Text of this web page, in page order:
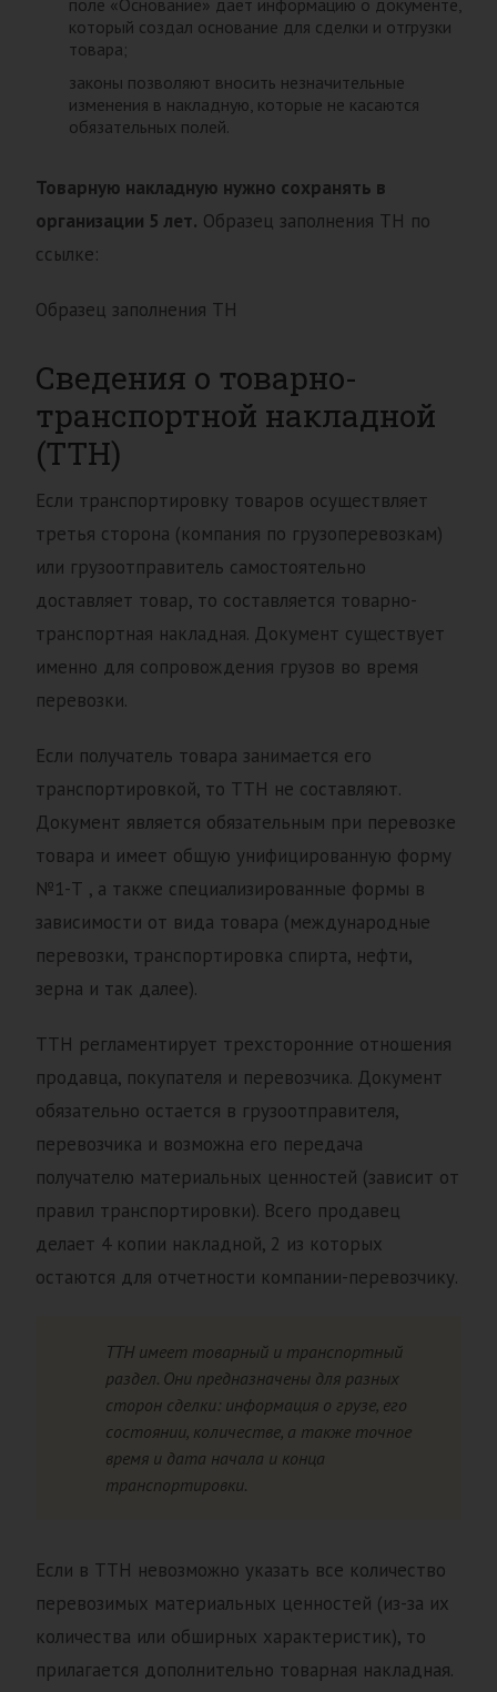
поле «Основание» дает информацию о документе,
который создал основание для сделки и отгрузки
товара;
законы позволяют вносить незначительные
изменения в накладную, которые не касаются
обязательных полей.
Товарную накладную нужно сохранять в
организации 5 лет. Образец заполнения ТН по
ссылке:
Образец заполнения ТН
Сведения о товарно-
транспортной накладной
(ТТН)
Если транспортировку товаров осуществляет
третья сторона (компания по грузоперевозкам)
или грузоотправитель самостоятельно
доставляет товар, то составляется товарно-
транспортная накладная. Документ существует
именно для сопровождения грузов во время
перевозки.
Если получатель товара занимается его
транспортировкой, то ТТН не составляют.
Документ является обязательным при перевозке
товара и имеет общую унифицированную форму
№1-Т , а также специализированные формы в
зависимости от вида товара (международные
перевозки, транспортировка спирта, нефти,
зерна и так далее).
ТТН регламентирует трехсторонние отношения
продавца, покупателя и перевозчика. Документ
обязательно остается в грузоотправителя,
перевозчика и возможна его передача
получателю материальных ценностей (зависит от
правил транспортировки). Всего продавец
делает 4 копии накладной, 2 из которых
остаются для отчетности компании-перевозчику.
ТТН имеет товарный и транспортный
раздел. Они предназначены для разных
сторон сделки: информация о грузе, его
состоянии, количестве, а также точное
время и дата начала и конца
транспортировки.
Если в ТТН невозможно указать все количество
перевозимых материальных ценностей (из-за их
количества или обширных характеристик), то
прилагается дополнительно товарная накладная.